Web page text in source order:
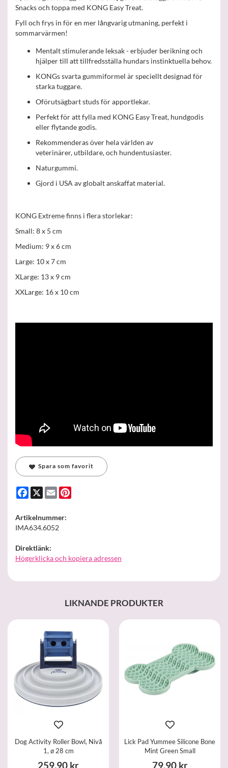
Snacks och toppa med KONG Easy Treat.
Fyll och frys in för en mer långvarig utmaning, perfekt i
sommarvärmen!
Mentalt stimulerande leksak - erbjuder berikning och
hjälper till att tillfredsställa hundars instinktuella behov.
KONGs svarta gummiformel är speciellt designad för
starka tuggare.
Oförutsägbart studs för apportlekar.
Perfekt för att fylla med KONG Easy Treat, hundgodis
eller flytande godis.
Rekommenderas över hela världen av
veterinärer, utbildare, och hundentusiaster.
Naturgummi.
Gjord i USA av globalt anskaffat material.
KONG Extreme finns i flera storlekar:
Small: 8 x 5 cm
Medium: 9 x 6 cm
Large: 10 x 7 cm
XLarge: 13 x 9 cm
XXLarge: 16 x 10 cm
Spara som favorit
Facebook
X Email
Artikelnummer:
IMA634.6052
Direktlänk:
Högerklicka och kopiera adressen
LIKNANDE PRODUKTER
Dog Activity Roller Bowl, Nivå
1, ø 28 cm
259,90 kr
Lick Pad Yummee Silicone Bone
Mint Green Small
79,90 kr